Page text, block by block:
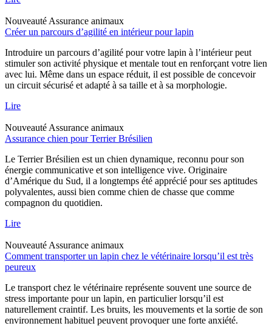
Nouveauté Assurance animaux
Créer un parcours d’agilité en intérieur pour lapin
Introduire un parcours d’agilité pour votre lapin à l’intérieur peut
stimuler son activité physique et mentale tout en renforçant votre lien
avec lui. Même dans un espace réduit, il est possible de concevoir
un circuit sécurisé et adapté à sa taille et à sa morphologie.
Lire
Nouveauté Assurance animaux
Assurance chien pour Terrier Brésilien
Le Terrier Brésilien est un chien dynamique, reconnu pour son
énergie communicative et son intelligence vive. Originaire
d’Amérique du Sud, il a longtemps été apprécié pour ses aptitudes
polyvalentes, aussi bien comme chien de chasse que comme
compagnon du quotidien.
Lire
Nouveauté Assurance animaux
Comment transporter un lapin chez le vétérinaire lorsqu’il est très
peureux
Le transport chez le vétérinaire représente souvent une source de
stress importante pour un lapin, en particulier lorsqu’il est
naturellement craintif. Les bruits, les mouvements et la sortie de son
environnement habituel peuvent provoquer une forte anxiété.